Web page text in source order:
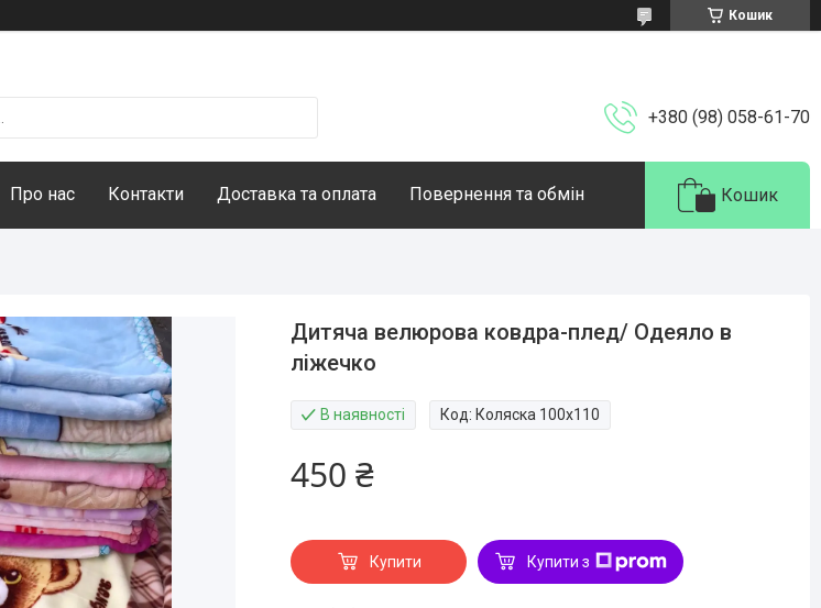
Кошик
+380 (98) 058-61-70
Про нас Контакти Доставка та оплата Повернення та обмін Кошик
Дитяча велюрова ковдра-плед/ Одеяло в
ліжечко
В наявності Код: Коляска 100х110
450 ₴
Купити Купити з